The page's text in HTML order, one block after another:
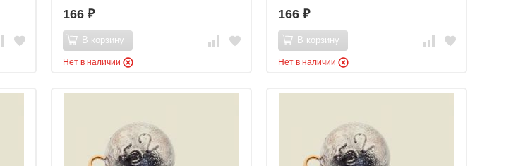
166 ₽
В корзину
Нет в наличии
166 ₽
В корзину
Нет в наличии